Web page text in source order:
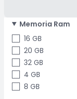
Memoria Ram
16 GB
20 GB
32 GB
4 GB
8 GB